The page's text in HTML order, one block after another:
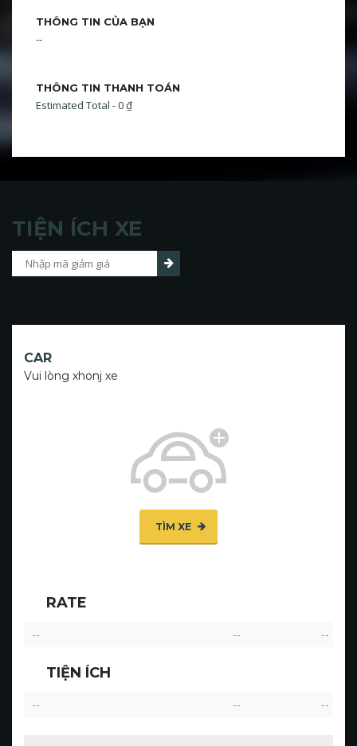
THÔNG TIN CỦA BẠN
--
THÔNG TIN THANH TOÁN
Estimated Total - 0 ₫
TIỆN ÍCH XE
CAR
Vui lòng xhonj xe
TÌM XE
RATE
-- -- --
TIỆN ÍCH
-- -- --